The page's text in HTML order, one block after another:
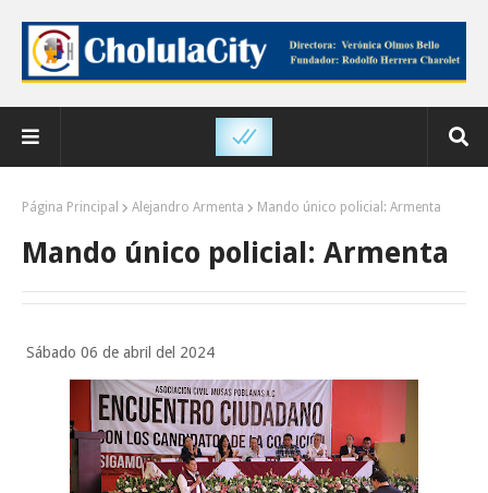
Página Principal Alejandro Armenta Mando único policial: Armenta
Mando único policial: Armenta
Sábado 06 de abril del 2024